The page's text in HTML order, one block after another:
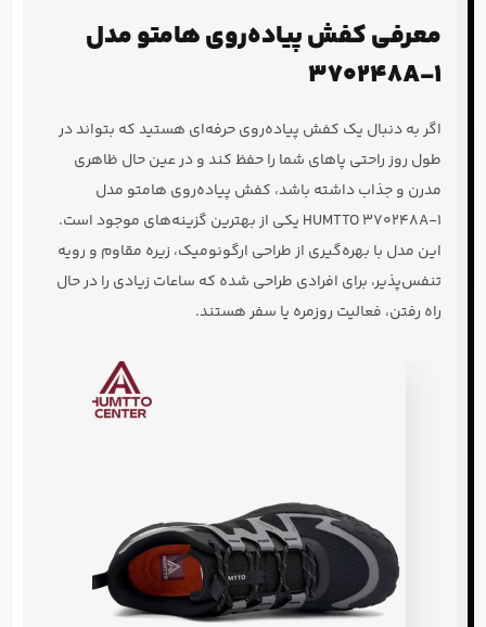
معرفی کفش پیاده‌روی هامتو مدل
370248A-1
اگر به دنبال یک کفش پیاده‌روی حرفه‌ای هستید که بتواند در
طول روز راحتی پاهای شما را حفظ کند و در عین حال ظاهری
مدرن و جذاب داشته باشد، کفش پیاده‌روی هامتو مدل
HUMTTO 370248A-1 یکی از بهترین گزینه‌های موجود است.
این مدل با بهره‌گیری از طراحی ارگونومیک، زیره مقاوم و رویه
تنفس‌پذیر، برای افرادی طراحی شده که ساعات زیادی را در حال
راه رفتن، فعالیت روزمره یا سفر هستند.